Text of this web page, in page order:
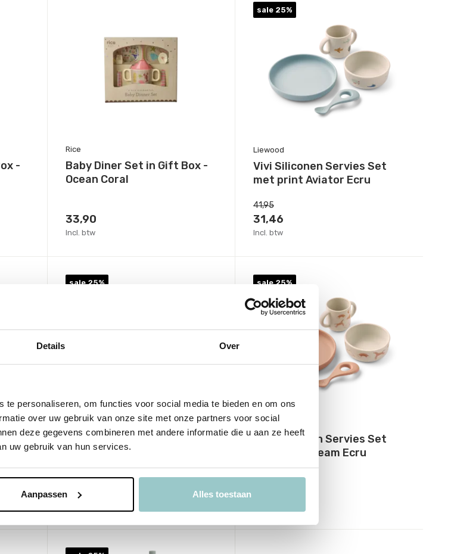
Details Over
te personaliseren, om functies voor social media te bieden en om ons
over uw gebruik van onze site met onze partners voor social
deze gegevens combineren met andere informatie die u aan ze heeft
uw gebruik van hun services.
Aanpassen Alles toestaan
-
Rice
Baby Diner Set in Gift Box -
Ocean Coral
33,90
Incl. btw
sale 25%
Liewood
Vivi Siliconen Servies Set
met print Aviator Ecru
41,95
31,46
Incl. btw
sale 25%
Liewood
Vivi Siliconen Servies Set
met print Circus Sandy
41,95
31,46
sale 25%
Liewood
Vivi Siliconen Servies Set
met print Dream Ecru
41,95